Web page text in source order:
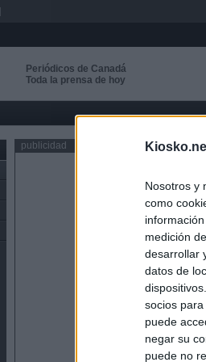
Nosotros y
como
medición
desarrollar
datos de
socios
puede
negar su
puede no
Periódicos de Canadá
Toda la prensa de hoy
publicidad